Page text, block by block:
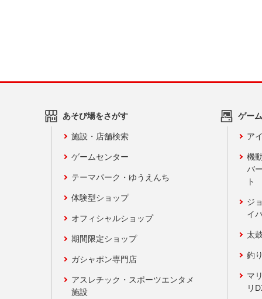
あそび場をさがす
施設・店舗検索
ゲームセンター
テーマパーク・ゆうえんち
体験型ショップ
オフィシャルショップ
期間限定ショップ
ガシャポン専門店
アスレチック・スポーツエンタメ
施設
ゲー
ア
機
バ
ト
ジ
イ
太
釣
マ
リ